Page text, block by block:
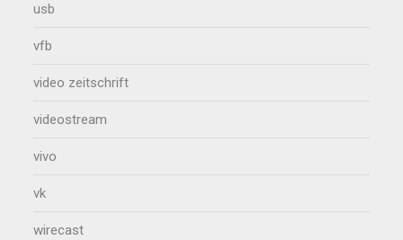
usb
vfb
video zeitschrift
videostream
vivo
vk
wirecast